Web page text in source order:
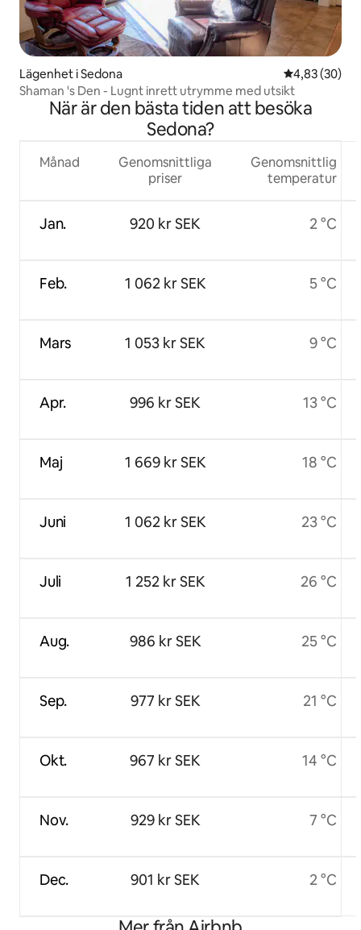
Lägenhet i Sedona 4,83 av 5 i
4,83 (30)
Shaman 's Den - Lugnt inrett utrymme med utsikt
När är den bästa tiden att besöka
Sedona?
Månad
Jan.
Feb.
Mars
Apr.
Maj
Juni
Juli
Aug.
Sep.
Okt.
Nov.
Dec.
Genomsnittliga
priser
920 kr SEK
1 062 kr SEK
1 053 kr SEK
996 kr SEK
1 669 kr SEK
1 062 kr SEK
1 252 kr SEK
986 kr SEK
977 kr SEK
967 kr SEK
929 kr SEK
901 kr SEK
Genomsnittlig
temperatur
2 °C
5 °C
9 °C
13 °C
18 °C
23 °C
26 °C
25 °C
21 °C
14 °C
7 °C
2 °C